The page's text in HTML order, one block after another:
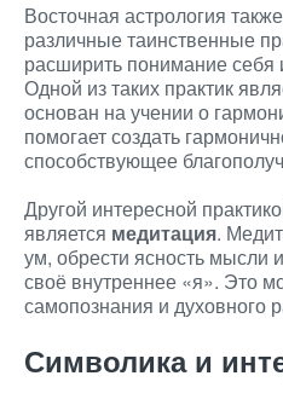
Восточная астрология
различные таинственные
расширить понимание
Одной из таких практик
основан на учении о
помогает создать
способствующее
Другой интересной
является медитация.
ум, обрести ясность мысли
своё внутреннее «я». Это
самопознания и духовного
Символика и